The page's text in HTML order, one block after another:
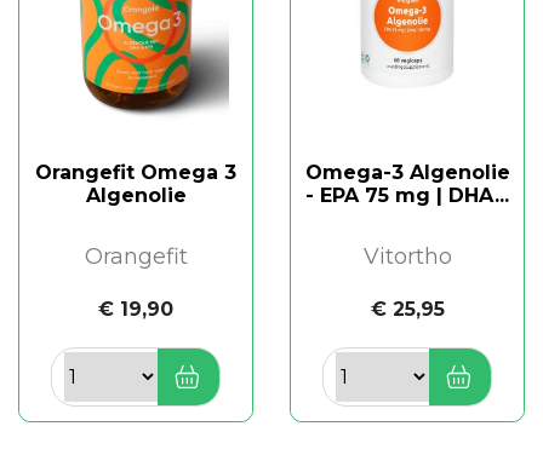
Orangefit Omega 3
Algenolie
Orangefit
€ 19,90
Omega-3 Algenolie
- EPA 75 mg | DHA...
Vitortho
€ 25,95